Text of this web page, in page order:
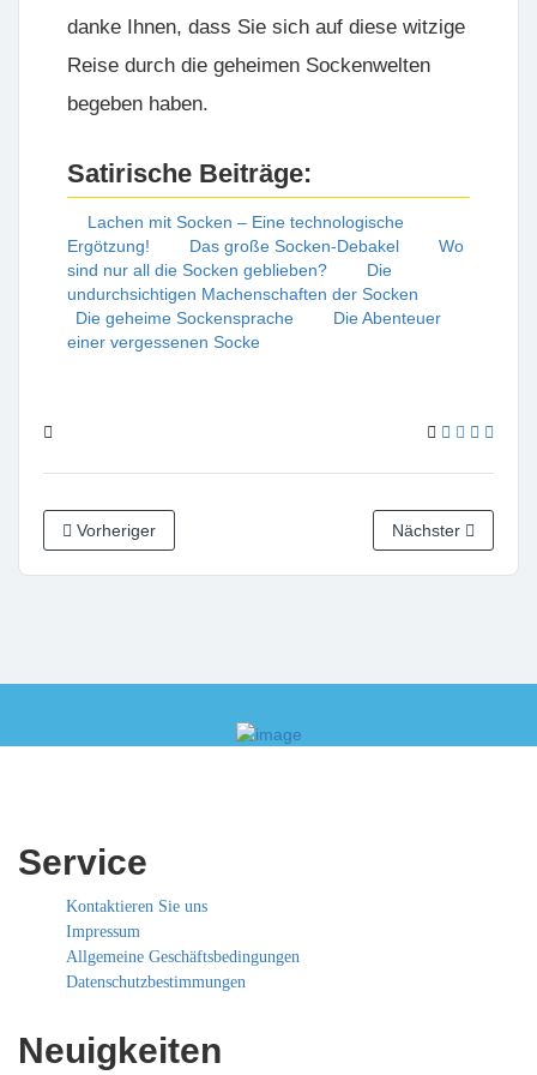
danke Ihnen, dass Sie sich auf diese witzige
Reise durch die geheimen Sockenwelten
begeben haben.
Satirische Beiträge:
Lachen mit Socken – Eine technologische
Ergötzung!
Das große Socken-Debakel
Wo
sind nur all die Socken geblieben?
Die
undurchsichtigen Machenschaften der Socken
Die geheime Sockensprache
Die Abenteuer
einer vergessenen Socke
Vorheriger Nächster
Service
Kontaktieren Sie uns
Impressum
Allgemeine Geschäftsbedingungen
Datenschutzbestimmungen
Neuigkeiten